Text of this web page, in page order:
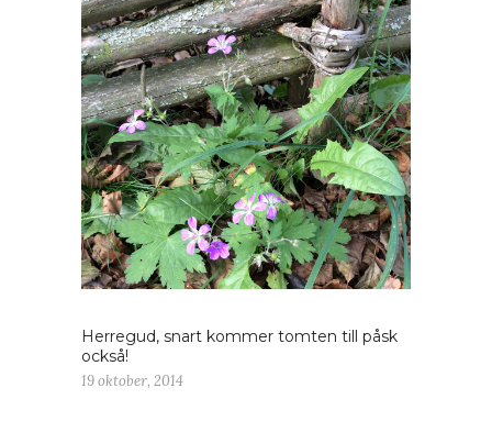
Herregud, snart kommer tomten till påsk
också!
19 oktober, 2014